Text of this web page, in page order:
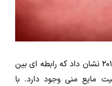
یک مطالعه ى بالینی در سال 2014 نشان داد که رابطه ای بین
مایع منی وجود دارد. با